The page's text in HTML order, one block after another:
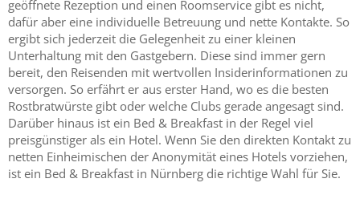
geöffnete Rezeption und einen Roomservice gibt es nicht,
dafür aber eine individuelle Betreuung und nette Kontakte. So
ergibt sich jederzeit die Gelegenheit zu einer kleinen
Unterhaltung mit den Gastgebern. Diese sind immer gern
bereit, den Reisenden mit wertvollen Insiderinformationen zu
versorgen. So erfährt er aus erster Hand, wo es die besten
Rostbratwürste gibt oder welche Clubs gerade angesagt sind.
Darüber hinaus ist ein Bed & Breakfast in der Regel viel
preisgünstiger als ein Hotel. Wenn Sie den direkten Kontakt zu
netten Einheimischen der Anonymität eines Hotels vorziehen,
ist ein Bed & Breakfast in Nürnberg die richtige Wahl für Sie.